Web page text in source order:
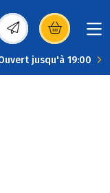
dans une
jusqu'à 19:00